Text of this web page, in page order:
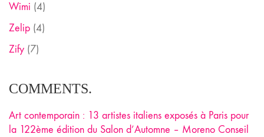
Wimi (4)
Zelip (4)
Zify (7)
COMMENTS.
Art contemporain : 13 artistes italiens exposés à Paris pour
la 122ème édition du Salon d’Automne – Moreno Conseil